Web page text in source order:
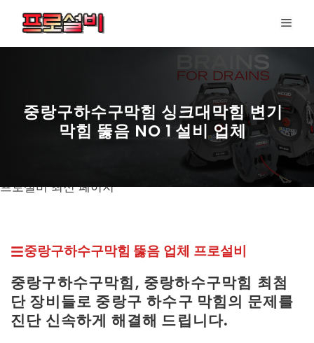
츠
메
중랑구하수구막힘 싱크대막힘 변기
막힘 뚫음 NO 1 설비 업체
프로설비 최신 페이지
중랑구하수구막힘 뚫음 업체 프로설비
중랑구하수구막힘, 중랑하수구막힘 최첨
단 장비들로 중랑구 하수구 막힘의 문제를
진단 신속하게 해결해 드립니다.